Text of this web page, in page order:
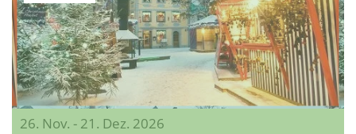
26. Nov. - 21. Dez. 2026